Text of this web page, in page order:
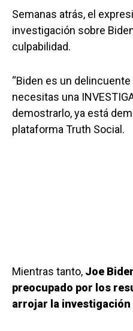
Semanas atrás, el
investigación sobre
culpabilidad.
“Biden es un
necesitas una
demostrarlo, ya está
plataforma Truth Social.
Mientras tanto, Joe
preocupado por los
arrojar la